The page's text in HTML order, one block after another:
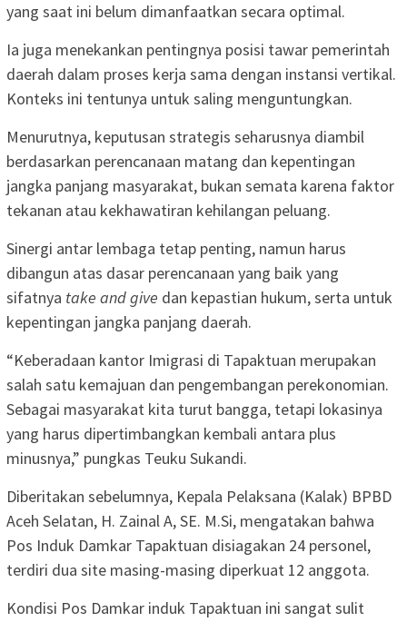
yang saat ini belum dimanfaatkan secara optimal.
Ia juga menekankan pentingnya posisi tawar pemerintah
daerah dalam proses kerja sama dengan instansi vertikal.
Konteks ini tentunya untuk saling menguntungkan.
Menurutnya, keputusan strategis seharusnya diambil
berdasarkan perencanaan matang dan kepentingan
jangka panjang masyarakat, bukan semata karena faktor
tekanan atau kekhawatiran kehilangan peluang.
Sinergi antar lembaga tetap penting, namun harus
dibangun atas dasar perencanaan yang baik yang
sifatnya take and give dan kepastian hukum, serta untuk
kepentingan jangka panjang daerah.
“Keberadaan kantor Imigrasi di Tapaktuan merupakan
salah satu kemajuan dan pengembangan perekonomian.
Sebagai masyarakat kita turut bangga, tetapi lokasinya
yang harus dipertimbangkan kembali antara plus
minusnya,” pungkas Teuku Sukandi.
Diberitakan sebelumnya, Kepala Pelaksana (Kalak) BPBD
Aceh Selatan, H. Zainal A, SE. M.Si, mengatakan bahwa
Pos Induk Damkar Tapaktuan disiagakan 24 personel,
terdiri dua site masing-masing diperkuat 12 anggota.
Kondisi Pos Damkar induk Tapaktuan ini sangat sulit